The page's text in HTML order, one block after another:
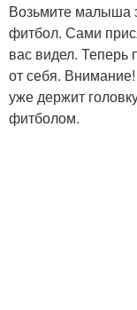
Возьмите малыша
фитбол. Сами
вас видел. Теперь
от себя.
уже держит
фитболом.